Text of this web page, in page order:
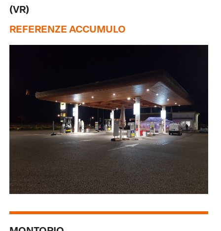
(VR)
REFERENZE ACCUMULO